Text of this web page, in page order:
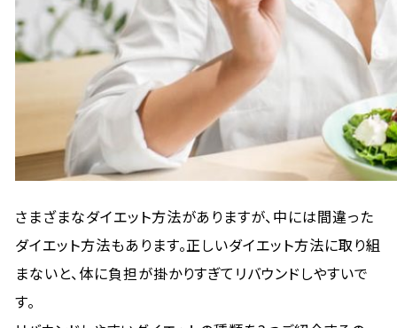
さまざまなダイエット方法がありますが、中には間違った
ダイエット方法もあります。正しいダイエット方法に取り組
まないと、体に負担が掛かりすぎてリバウンドしやすいで
す。